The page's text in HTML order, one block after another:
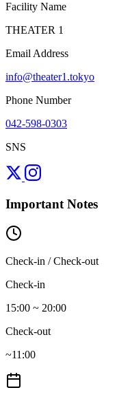
Facility Name
THEATER 1
Email Address
info@theater1.tokyo
Phone Number
042-598-0303
SNS
Important Notes
Check-in / Check-out
Check-in
15:00 ~ 20:00
Check-out
~11:00